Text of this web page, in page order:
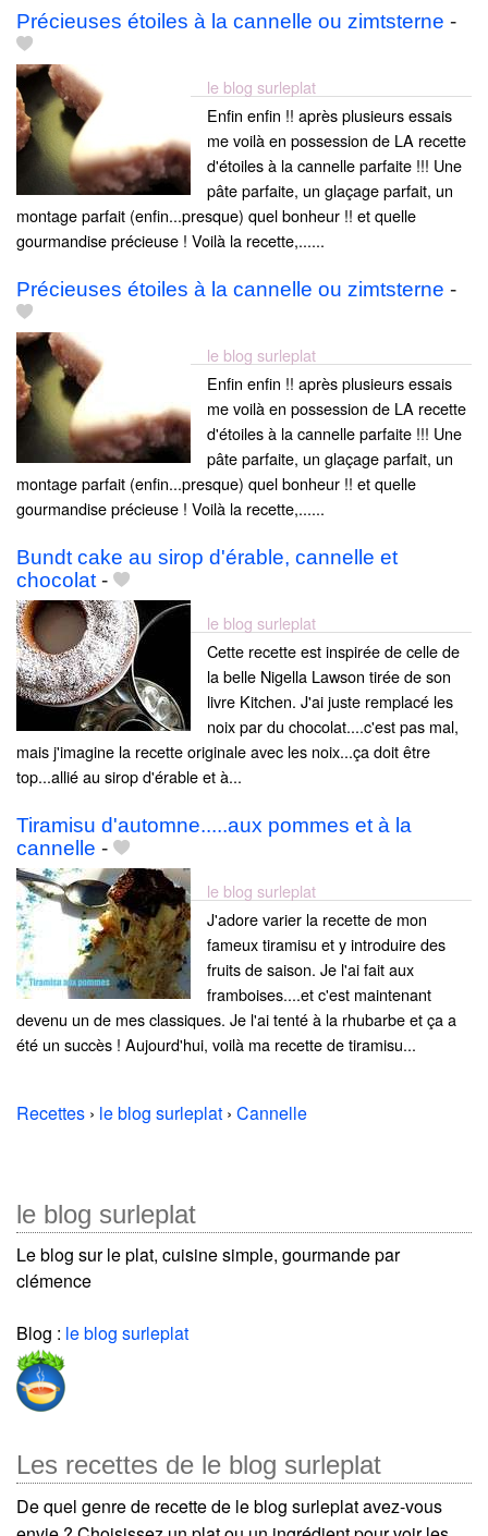
Précieuses étoiles à la cannelle ou zimtsterne -
le blog surleplat
Enfin enfin !! après plusieurs essais
me voilà en possession de LA recette
d'étoiles à la cannelle parfaite !!! Une
pâte parfaite, un glaçage parfait, un
montage parfait (enfin...presque) quel bonheur !! et quelle
gourmandise précieuse ! Voilà la recette,......
Précieuses étoiles à la cannelle ou zimtsterne -
le blog surleplat
Enfin enfin !! après plusieurs essais
me voilà en possession de LA recette
d'étoiles à la cannelle parfaite !!! Une
pâte parfaite, un glaçage parfait, un
montage parfait (enfin...presque) quel bonheur !! et quelle
gourmandise précieuse ! Voilà la recette,......
Bundt cake au sirop d'érable, cannelle et
chocolat -
le blog surleplat
Cette recette est inspirée de celle de
la belle Nigella Lawson tirée de son
livre Kitchen. J'ai juste remplacé les
noix par du chocolat....c'est pas mal,
mais j'imagine la recette originale avec les noix...ça doit être
top...allié au sirop d'érable et à...
Tiramisu d'automne.....aux pommes et à la
cannelle -
le blog surleplat
J'adore varier la recette de mon
fameux tiramisu et y introduire des
fruits de saison. Je l'ai fait aux
framboises....et c'est maintenant
devenu un de mes classiques. Je l'ai tenté à la rhubarbe et ça a
été un succès ! Aujourd'hui, voilà ma recette de tiramisu...
Recettes › le blog surleplat › Cannelle
le blog surleplat
Le blog sur le plat, cuisine simple, gourmande par
clémence
Blog : le blog surleplat
Les recettes de le blog surleplat
De quel genre de recette de le blog surleplat avez-vous